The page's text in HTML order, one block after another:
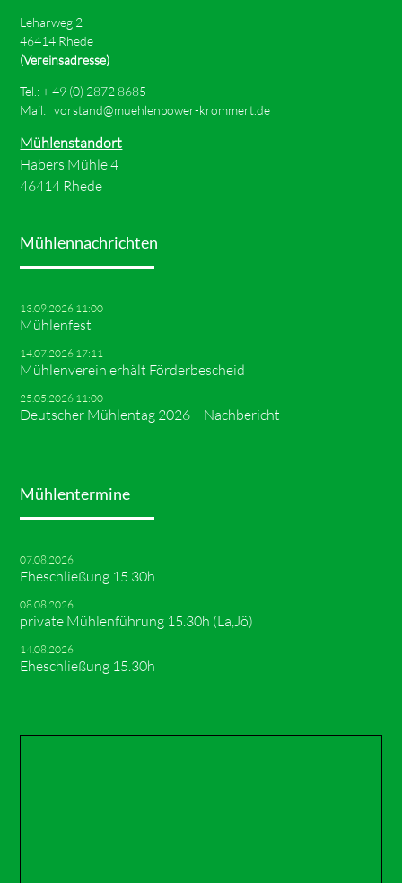
Leharweg 2
46414 Rhede
(Vereinsadresse)
Tel.: +49 (0) 2872 8685
Mail:vorstand@muehlenpower-krommert.de
Mühlenstandort
Habers Mühle 4
46414 Rhede
Mühlennachrichten
13.09.2026 11:00
Mühlenfest
14.07.2026 17:11
Mühlenverein erhält Förderbescheid
25.05.2026 11:00
Deutscher Mühlentag 2026 + Nachbericht
Mühlentermine
07.08.2026
Eheschließung 15.30h
08.08.2026
private Mühlenführung 15.30h (La,Jö)
14.08.2026
Eheschließung 15.30h